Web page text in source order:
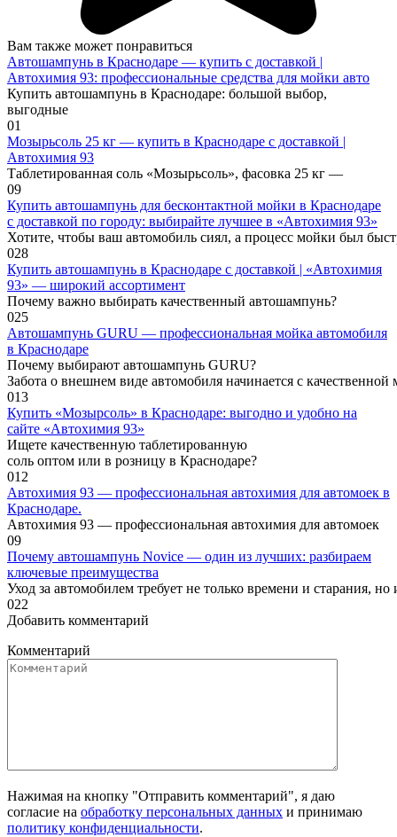
Вам также может понравиться
Автошампунь в Краснодаре — купить с доставкой |
Автохимия 93: профессиональные средства для мойки авто
Купить автошампунь в Краснодаре: большой выбор,
выгодные
01
Мозырьсоль 25 кг — купить в Краснодаре с доставкой |
Автохимия 93
Таблетированная соль «Мозырьсоль», фасовка 25 кг —
09
Купить автошампунь для бесконтактной мойки в Краснодаре
с доставкой по городу: выбирайте лучшее в «Автохимия 93»
Хотите, чтобы ваш автомобиль сиял, а процесс мойки был
028
Купить автошампунь в Краснодаре с доставкой | «Автохимия
93» — широкий ассортимент
Почему важно выбирать качественный автошампунь?
025
Автошампунь GURU — профессиональная мойка автомобиля
в Краснодаре
Почему выбирают автошампунь GURU?
Забота о внешнем виде автомобиля начинается с качественной
013
Купить «Мозырсоль» в Краснодаре: выгодно и удобно на
сайте «Автохимия 93»
Ищете качественную таблетированную
соль оптом или в розницу в Краснодаре?
012
Автохимия 93 — профессиональная автохимия для автомоек в
Краснодаре.
Автохимия 93 — профессиональная автохимия для автомоек
09
Почему автошампунь Novice — один из лучших: разбираем
ключевые преимущества
Уход за автомобилем требует не только времени и старания,
022
Добавить комментарий
Комментарий
Нажимая на кнопку "Отправить комментарий", я даю
согласие на обработку персональных данных и принимаю
политику конфиденциальности.